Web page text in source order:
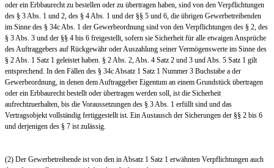
oder ein Erbbaurecht zu bestellen oder zu übertragen haben, sind von den Verpflichtungen
des § 3 Abs. 1 und 2, des § 4 Abs. 1 und der §§ 5 und 6, die übrigen Gewerbetreibenden
im Sinne des § 34c Abs. 1 der Gewerbeordnung sind von den Verpflichtungen des § 2, des
§ 3 Abs. 3 und der §§ 4 bis 6 freigestellt, sofern sie Sicherheit für alle etwaigen Ansprüche
des Auftraggebers auf Rückgewähr oder Auszahlung seiner Vermögenswerte im Sinne des
§ 2 Abs. 1 Satz 1 geleistet haben. § 2 Abs. 2, Abs. 4 Satz 2 und 3 und Abs. 5 Satz 1 gilt
entsprechend. In den Fällen des § 34c Absatz 1 Satz 1 Nummer 3 Buchstabe a der
Gewerbeordnung, in denen dem Auftraggeber Eigentum an einem Grundstück übertragen
oder ein Erbbaurecht bestellt oder übertragen werden soll, ist die Sicherheit
aufrechtzuerhalten, bis die Voraussetzungen des § 3 Abs. 1 erfüllt sind und das
Vertragsobjekt vollständig fertiggestellt ist. Ein Austausch der Sicherungen der §§ 2 bis 6
und derjenigen des § 7 ist zulässig.
(2) Der Gewerbetreibende ist von den in Absatz 1 Satz 1 erwähnten Verpflichtungen auch